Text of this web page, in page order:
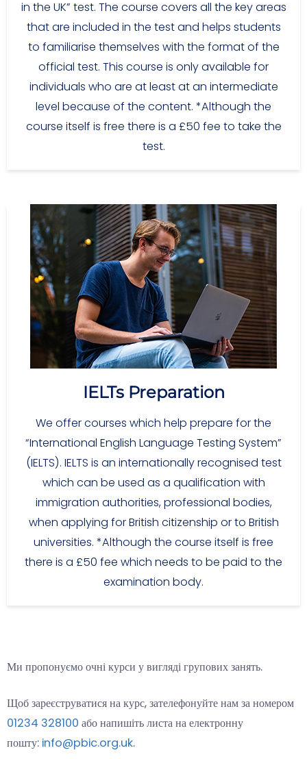
in the UK” test. The course covers all the key areas
that are included in the test and helps students
to familiarise themselves with the format of the
official test. This course is only available for
individuals who are at least at an intermediate
level because of the content. *Although the
course itself is free there is a £50 fee to take the
test.
IELTs Preparation
We offer courses which help prepare for the
“International English Language Testing System”
(IELTS). IELTS is an internationally recognised test
which can be used as a qualification with
immigration authorities, professional bodies,
when applying for British citizenship or to British
universities. *Although the course itself is free
there is a £50 fee which needs to be paid to the
examination body.
Ми пропонуємо очні курси у вигляді групових занять.
Щоб зареєструватися на курс, зателефонуйте нам за номером
01234 328100 або напишіть листа на електронну
пошту: info@pbic.org.uk.